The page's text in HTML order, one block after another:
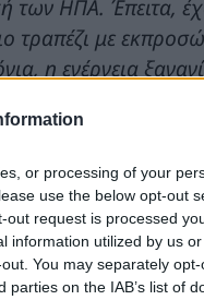
or processing of your
use the below opt-out
request is processed
information utilized by us
You may separately
on the IAB’s list of
των ΗΠΑ. Έπειτα,
τραπέζι με
η ενέργεια
τρίγωνο, έχουμε
είναι στην
ο Υπουργός.
ότι«όλο και